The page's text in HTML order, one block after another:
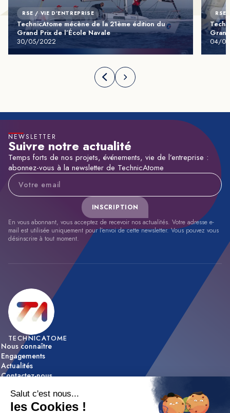
RSE / VIE D'ENTREPRISE
TechnicAtome mécène de la 21ème édition du
Grand Prix de l’École Navale
30/05/2022
RSE
04/
NEWSLETTER
Suivre notre actualité
Temps forts de nos projets, événements, vie de l’entreprise :
abonnez-vous à la newsletter de TechnicAtome
Adresse e-mail
INSCRIPTION
En vous abonnant, vous acceptez de recevoir nos actualités. Votre adresse e-
mail est utilisée uniquement pour l’envoi de cette newsletter. Vous pouvez vous
désinscrire à tout moment.
TECHNICATOME
Nous connaître
Engagements
Actualités
Contactez-nous
Expertise & innovation
Réalisations
NOUS REJOINDRE